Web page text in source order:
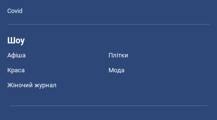
Covid
Шоу
Афіша Плітки
Краса Мода
Жіночий журнал